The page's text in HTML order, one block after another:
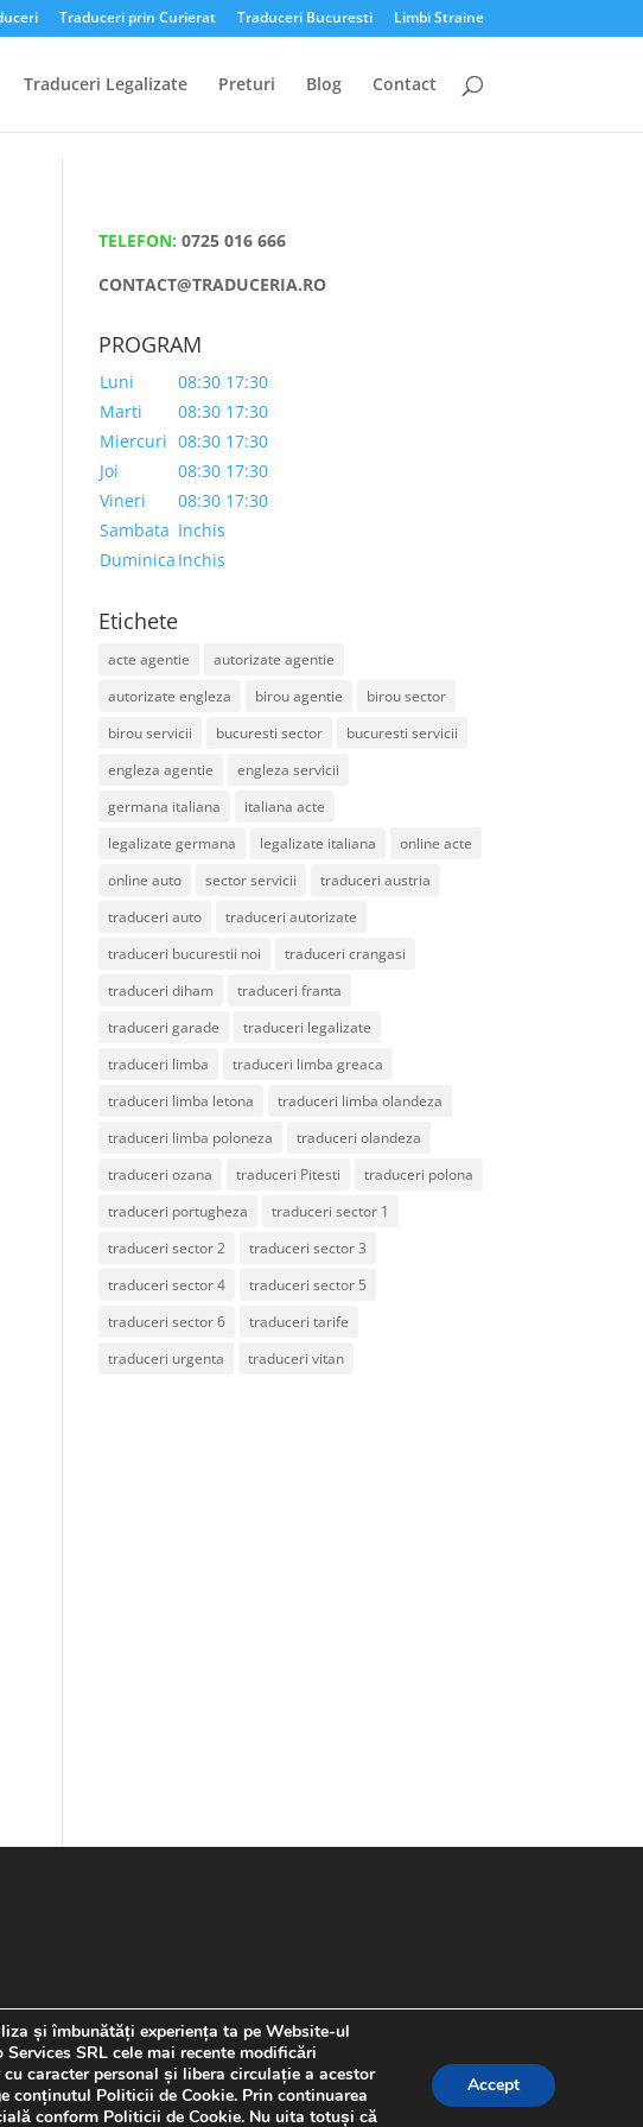
Traduceri prin Curierat Traduceri Bucuresti Limbi Straine
Traduceri Legalizate Preturi Blog Contact
TELEFON: 0725 016 666
CONTACT@TRADUCERIA.RO
PROGRAM
Luni
08:30 17:30
Marti
08:30 17:30
Miercuri 08:30 17:30
Joi
08:30 17:30
Vineri
08:30 17:30
Sambata Inchis
Duminica Inchis
Etichete
acte agentie
autorizate agentie
autorizate engleza
birou agentie
birou sector
birou servicii
bucuresti sector
bucuresti servicii
engleza agentie
engleza servicii
germana italiana
italiana acte
legalizate germana
legalizate italiana
online acte
online auto
sector servicii
traduceri austria
traduceri auto
traduceri autorizate
traduceri bucurestii noi
traduceri crangasi
traduceri diham
traduceri franta
traduceri garade
traduceri legalizate
traduceri limba
traduceri limba greaca
traduceri limba letona
traduceri limba olandeza
traduceri limba poloneza
traduceri olandeza
traduceri ozana
traduceri Pitesti
traduceri polona
traduceri portugheza
traduceri sector 1
traduceri sector 2
traduceri sector 3
traduceri sector 4
traduceri sector 5
traduceri sector 6
traduceri tarife
traduceri urgenta
traduceri vitan
și îmbunătăți experiența ta pe Website-ul
SRL cele mai recente modificări
caracter personal și libera circulație a acestor
conținutul Politicii de Cookie. Prin continuarea
conform Politicii de Cookie. Nu uita totuși că
Accept